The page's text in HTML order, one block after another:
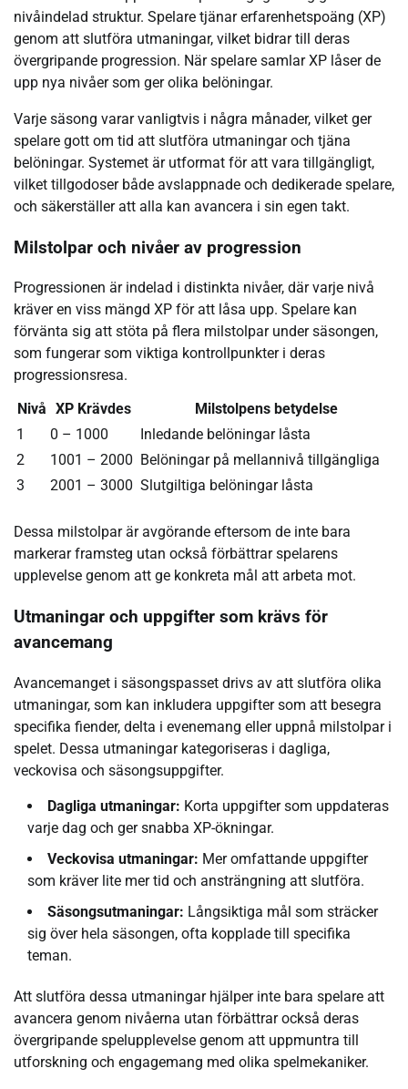
nivåindelad struktur. Spelare tjänar erfarenhetspoäng (XP)
genom att slutföra utmaningar, vilket bidrar till deras
övergripande progression. När spelare samlar XP låser de
upp nya nivåer som ger olika belöningar.
Varje säsong varar vanligtvis i några månader, vilket ger
spelare gott om tid att slutföra utmaningar och tjäna
belöningar. Systemet är utformat för att vara tillgängligt,
vilket tillgodoser både avslappnade och dedikerade spelare,
och säkerställer att alla kan avancera i sin egen takt.
Milstolpar och nivåer av progression
Progressionen är indelad i distinkta nivåer, där varje nivå
kräver en viss mängd XP för att låsa upp. Spelare kan
förvänta sig att stöta på flera milstolpar under säsongen,
som fungerar som viktiga kontrollpunkter i deras
progressionsresa.
Nivå XP Krävdes
Milstolpens betydelse
1
0 – 1000
Inledande belöningar låsta
2
1001 – 2000 Belöningar på mellannivå tillgängliga
3
2001 – 3000 Slutgiltiga belöningar låsta
Dessa milstolpar är avgörande eftersom de inte bara
markerar framsteg utan också förbättrar spelarens
upplevelse genom att ge konkreta mål att arbeta mot.
Utmaningar och uppgifter som krävs för
avancemang
Avancemanget i säsongspasset drivs av att slutföra olika
utmaningar, som kan inkludera uppgifter som att besegra
specifika fiender, delta i evenemang eller uppnå milstolpar i
spelet. Dessa utmaningar kategoriseras i dagliga,
veckovisa och säsongsuppgifter.
Dagliga utmaningar: Korta uppgifter som uppdateras
varje dag och ger snabba XP-ökningar.
Veckovisa utmaningar: Mer omfattande uppgifter
som kräver lite mer tid och ansträngning att slutföra.
Säsongsutmaningar: Långsiktiga mål som sträcker
sig över hela säsongen, ofta kopplade till specifika
teman.
Att slutföra dessa utmaningar hjälper inte bara spelare att
avancera genom nivåerna utan förbättrar också deras
övergripande spelupplevelse genom att uppmuntra till
utforskning och engagemang med olika spelmekaniker.